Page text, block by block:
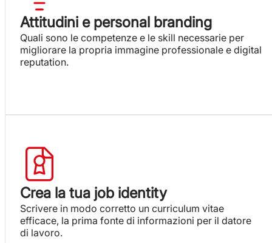
Attitudini e personal branding
Quali sono le competenze e le skill necessarie per
migliorare la propria immagine professionale e digital
reputation.
Crea la tua job identity
Scrivere in modo corretto un curriculum vitae
efficace, la prima fonte di informazioni per il datore
di lavoro.